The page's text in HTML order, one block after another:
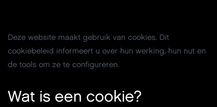
Deze website maakt gebruik van cookies. Dit
cookiebeleid informeert u over hun werking, hun nut en
de tools om ze te configureren.
Wat is een cookie?